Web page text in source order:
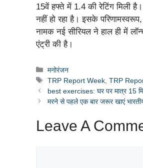
15वें हफ्ते में 1.4 की रेटिंग मिली
नहीं हो रहा है। इसके
नामक नई सीरियल ने हाल ही में
एंट्री की है।
Categories
मनोरंजन
Tags
TRP Report Week ,TRP
best exercises: घर पर मात्र 15
मरने से पहले एक बार जरूर खाएं
Leave A